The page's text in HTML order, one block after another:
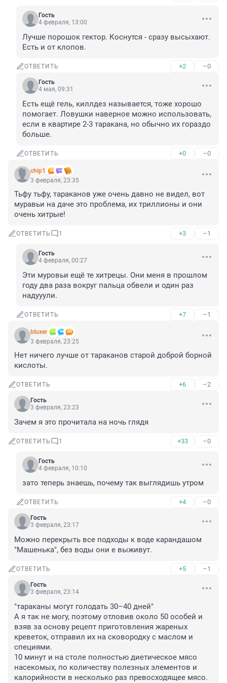
Гость
4 февраля, 13:00
Лучше порошок гектор. Коснутся - сразу высыхают.
Есть и от клопов.
ОТВЕТИТЬ +2 –0
Гость
4 мая, 09:31
Есть ещё гель, киллдез называется, тоже хорошо
помогает. Ловушки наверное можно использовать,
если в квартире 2-3 таракана, но обычно их гораздо
больше.
ОТВЕТИТЬ +0 –0
chip1
3 февраля, 23:35
Тьфу тьфу, тараканов уже очень давно не видел, вот
муравьи на даче это проблема, их триллионы и они
очень хитрые!
ОТВЕТИТЬ 1 +3 –1
Гость
4 февраля, 00:27
Эти муровьи ещё те хитрецы. Они меня в прошлом
году два раза вокруг пальца обвели и один раз
надууули.
ОТВЕТИТЬ +7 –1
bluxer
3 февраля, 23:25
Нет ничего лучше от тараканов старой доброй борной
кислоты.
ОТВЕТИТЬ +6 –2
Гость
3 февраля, 23:23
Зачем я это прочитала на ночь глядя
ОТВЕТИТЬ 1 +33 –0
Гость
4 февраля, 10:10
зато теперь знаешь, почему так выглядишь утром
ОТВЕТИТЬ +4 –0
Гость
3 февраля, 23:17
Можно перекрыть все подходы к воде карандашом
"Машенька", без воды они е выживут.
ОТВЕТИТЬ +5 –1
Гость
3 февраля, 23:14
"тараканы могут голодать 30–40 дней"
А я так не могу, поэтому отловив около 50 особей и
взяв за основу рецепт приготовления жареных
креветок, отправил их на сковородку с маслом и
специями.
10 минут и на столе полностью диетическое мясо
насекомых, по количеству полезных элементов и
калорийности в несколько раз превосходящее мясо.